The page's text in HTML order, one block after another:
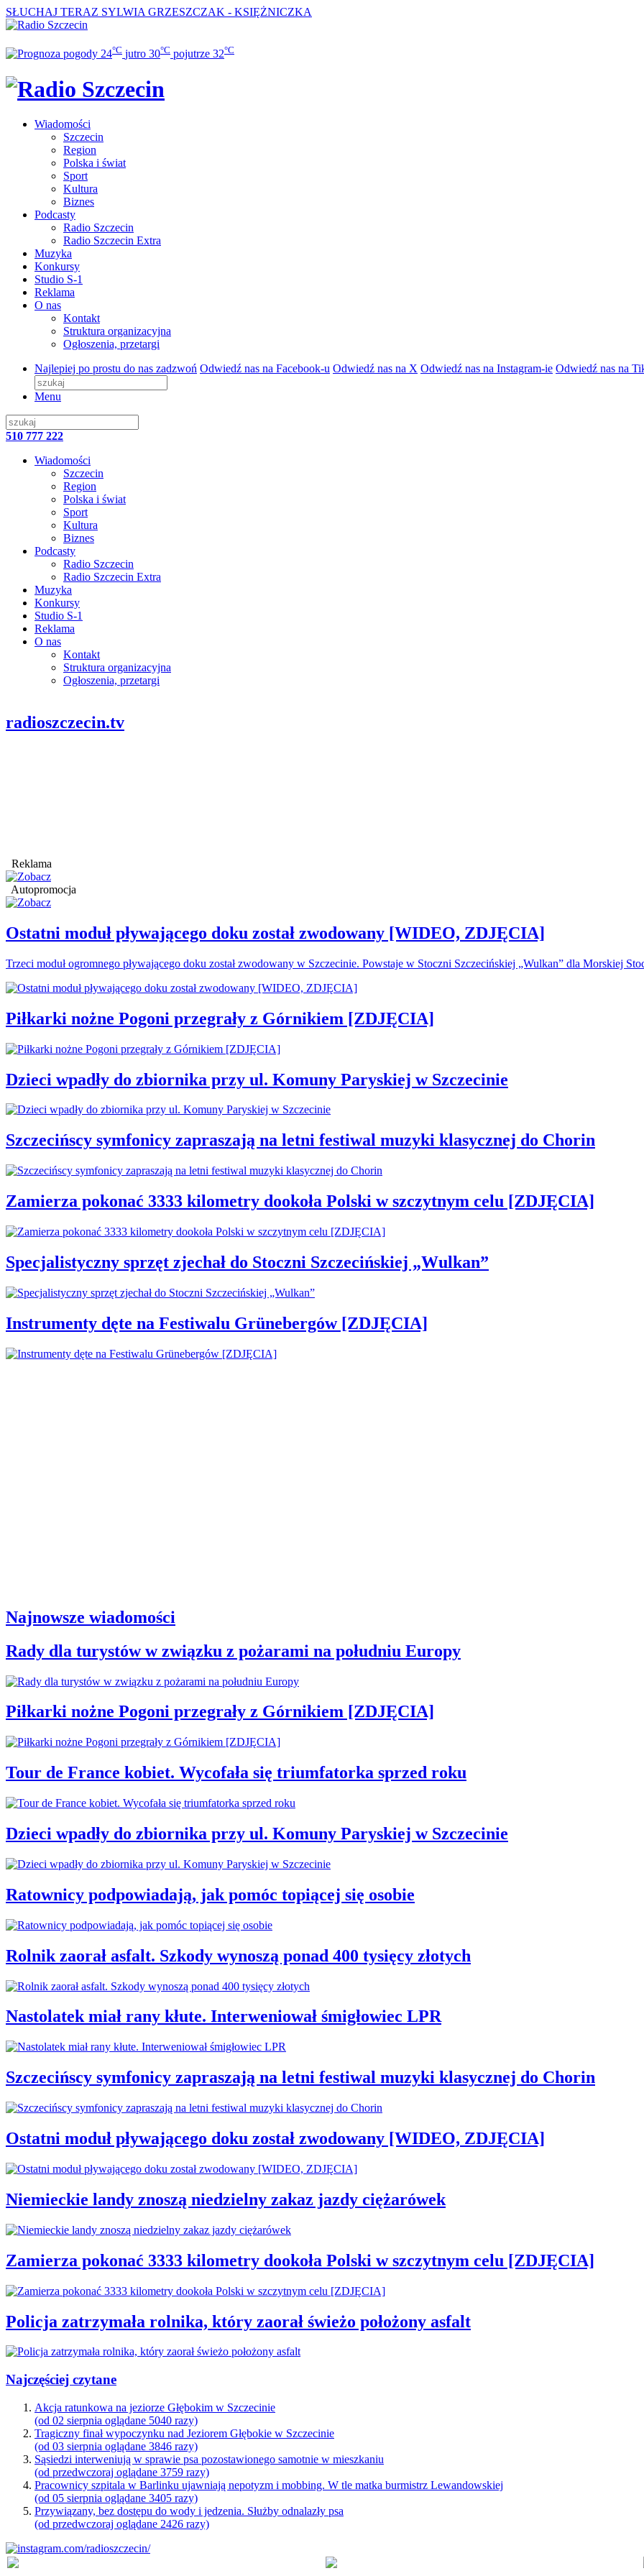
SŁUCHAJ TERAZ SYLWIA GRZESZCZAK - KSIĘŻNICZKA
24°C jutro 30°C pojutrze 32°C
Wiadomości
Szczecin
Region
Polska i świat
Sport
Kultura
Biznes
Podcasty
Radio Szczecin
Radio Szczecin Extra
Muzyka
Konkursy
Studio S-1
Reklama
O nas
Kontakt
Struktura organizacyjna
Ogłoszenia, przetargi
Najlepiej po prostu do nas zadzwoń Odwiedź nas na Facebook-u Odwiedź nas na X Odwiedź nas na Instagram-ie Odwiedź nas na
Menu
510 777 222
Wiadomości
Szczecin
Region
Polska i świat
Sport
Kultura
Biznes
Podcasty
Radio Szczecin
Radio Szczecin Extra
Muzyka
Konkursy
Studio S-1
Reklama
O nas
Kontakt
Struktura organizacyjna
Ogłoszenia, przetargi
radioszczecin.tv
Reklama
Autopromocja
Ostatni moduł pływającego doku został zwodowany [WIDEO, ZDJĘCIA]
Trzeci moduł ogromnego pływającego doku został zwodowany w Szczecinie. Powstaje w Stoczni Szczecińskiej „Wulkan” dla Morskiej
Piłkarki nożne Pogoni przegrały z Górnikiem [ZDJĘCIA]
Dzieci wpadły do zbiornika przy ul. Komuny Paryskiej w Szczecinie
Szczecińscy symfonicy zapraszają na letni festiwal muzyki klasycznej do Chorin
Zamierza pokonać 3333 kilometry dookoła Polski w szczytnym celu [ZDJĘCIA]
Specjalistyczny sprzęt zjechał do Stoczni Szczecińskiej „Wulkan”
Instrumenty dęte na Festiwalu Grünebergów [ZDJĘCIA]
Najnowsze wiadomości
Rady dla turystów w związku z pożarami na południu Europy
Piłkarki nożne Pogoni przegrały z Górnikiem [ZDJĘCIA]
Tour de France kobiet. Wycofała się triumfatorka sprzed roku
Dzieci wpadły do zbiornika przy ul. Komuny Paryskiej w Szczecinie
Ratownicy podpowiadają, jak pomóc topiącej się osobie
Rolnik zaorał asfalt. Szkody wynoszą ponad 400 tysięcy złotych
Nastolatek miał rany kłute. Interweniował śmigłowiec LPR
Szczecińscy symfonicy zapraszają na letni festiwal muzyki klasycznej do Chorin
Ostatni moduł pływającego doku został zwodowany [WIDEO, ZDJĘCIA]
Niemieckie landy znoszą niedzielny zakaz jazdy ciężarówek
Zamierza pokonać 3333 kilometry dookoła Polski w szczytnym celu [ZDJĘCIA]
Policja zatrzymała rolnika, który zaorał świeżo położony asfalt
Najczęściej czytane
Akcja ratunkowa na jeziorze Głębokim w Szczecinie
(od 02 sierpnia oglądane 5040 razy)
Tragiczny finał wypoczynku nad Jeziorem Głębokie w Szczecinie
(od 03 sierpnia oglądane 3846 razy)
Sąsiedzi interweniują w sprawie psa pozostawionego samotnie w mieszkaniu
(od przedwczoraj oglądane 3759 razy)
Pracownicy szpitala w Barlinku ujawniają nepotyzm i mobbing. W tle matka burmistrz Lewandowskiej
(od 05 sierpnia oglądane 3405 razy)
Przywiązany, bez dostępu do wody i jedzenia. Służby odnalazły psa
(od przedwczoraj oglądane 2426 razy)